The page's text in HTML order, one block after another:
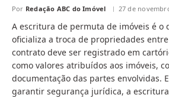
Por Redação ABC do Imóvel 27 de
A escritura de permuta de imóveis é o
oficializa a troca de propriedades
contrato deve ser registrado em
como valores atribuídos aos imóveis,
documentação das partes envolvidas.
garantir segurança jurídica, a